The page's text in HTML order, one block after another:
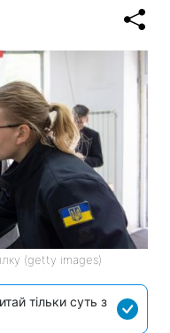
(getty images)
тільки суть з